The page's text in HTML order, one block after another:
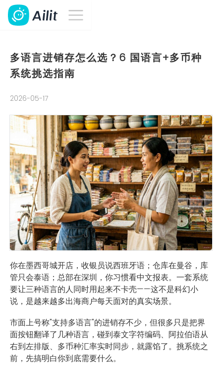
多语言进销存怎么选？6 国语言+多币种
系统挑选指南
2026-05-17
你在墨西哥城开店，收银员说西班牙语；仓库在曼谷，库
管只会泰语；总部在深圳，你习惯看中文报表。一套系统
要让三种语言的人同时用起来不卡壳——这不是科幻小
说，是越来越多出海商户每天面对的真实场景。
市面上号称"支持多语言"的进销存不少，但很多只是把界
面按钮翻译了几种语言，碰到泰文字符编码、阿拉伯语从
右到左排版、多币种汇率实时同步，就露馅了。挑系统之
前，先搞明白你到底需要什么。